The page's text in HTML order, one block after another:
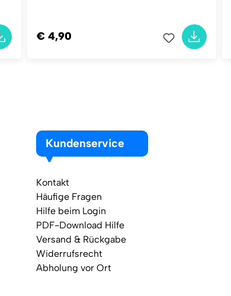
€ 4,90
Kundenservice
Kontakt
Häufige Fragen
Hilfe beim Login
PDF-Download Hilfe
Versand & Rückgabe
Widerrufsrecht
Abholung vor Ort